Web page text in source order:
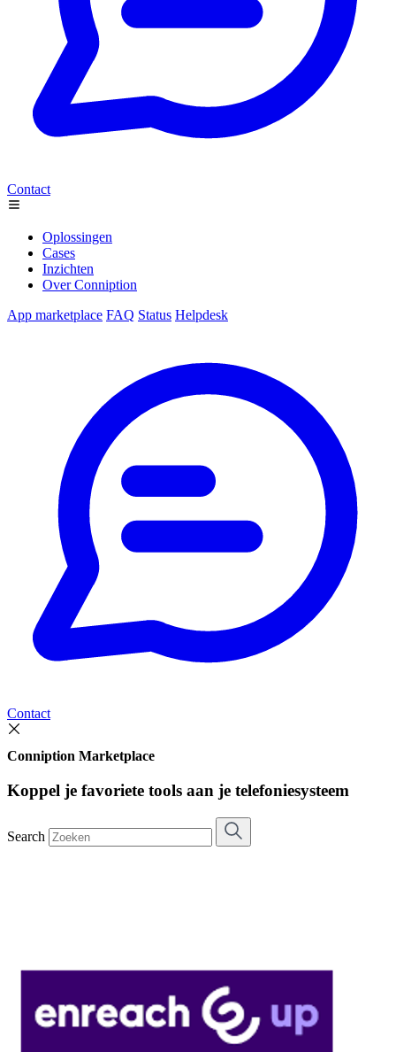
Contact
Oplossingen
Cases
Inzichten
Over Conniption
App marketplace FAQ Status Helpdesk
Contact
Conniption Marketplace
Koppel je favoriete tools aan je telefoniesysteem
Search